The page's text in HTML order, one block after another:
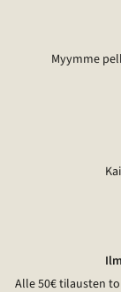
Myymme
Alle 50€ tilausten